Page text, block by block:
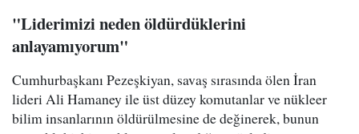
"Liderimizi neden öldürdüklerini
anlayamıyorum"
Cumhurbaşkanı Pezeşkiyan, savaş sırasında ölen İran
lideri Ali Hamaney ile üst düzey komutanlar ve nükleer
bilim insanlarının öldürülmesine de değinerek, bunun